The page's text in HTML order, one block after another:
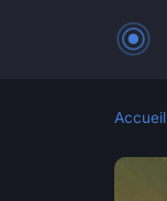
Accueil